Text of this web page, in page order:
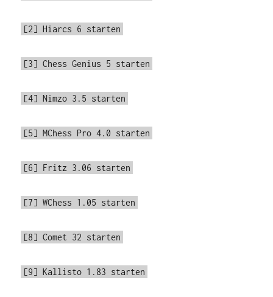
[2] Hiarcs 6 starten
[3] Chess Genius 5 starten
[4] Nimzo 3.5 starten
[5] MChess Pro 4.0 starten
[6] Fritz 3.06 starten
[7] WChess 1.05 starten
[8] Comet 32 starten
[9] Kallisto 1.83 starten